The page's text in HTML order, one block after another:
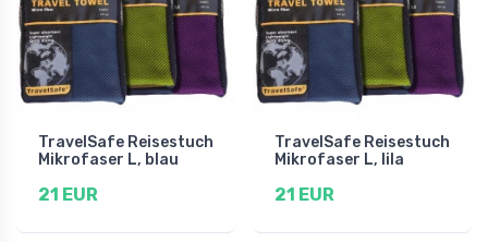
TravelSafe Reisestuch
Mikrofaser L, blau
21 EUR
TravelSafe Reisestuch
Mikrofaser L, lila
21 EUR